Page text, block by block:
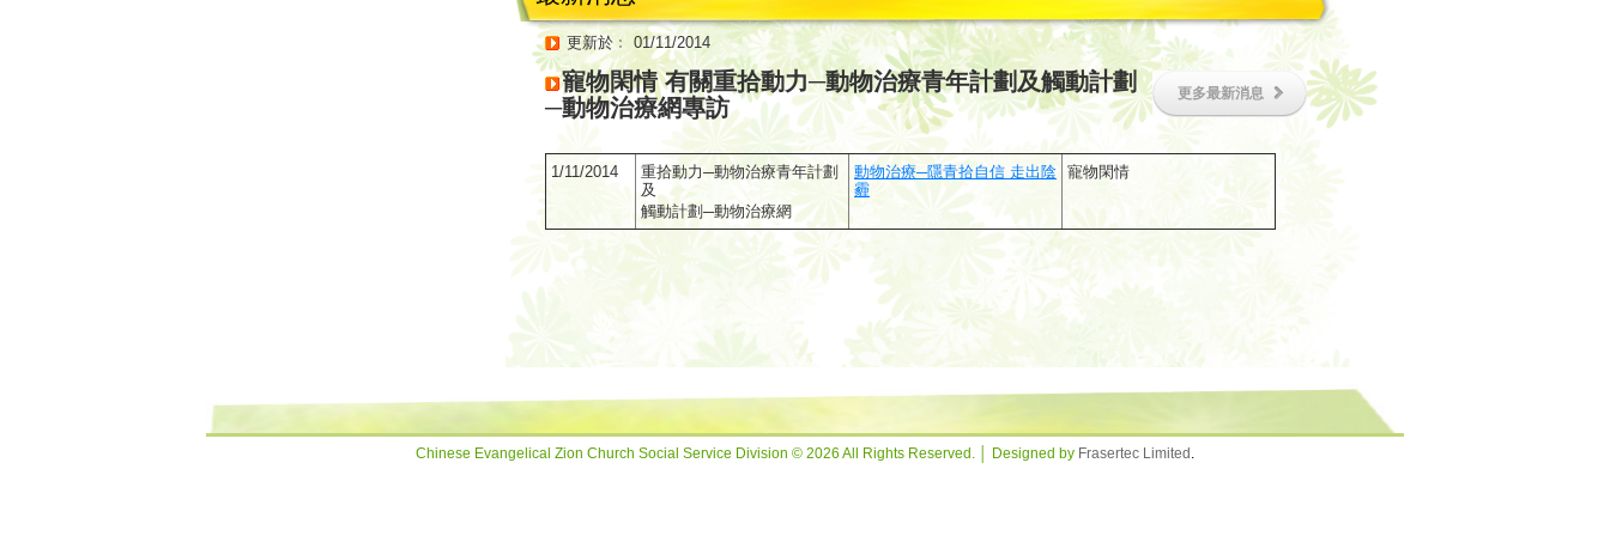
更新於﹕ 01/11/2014
寵物閑情 有關重拾動力─動物治療青年計劃及觸動計劃
─動物治療網專訪
更多最新消息
1/11/2014
重拾動力─動物治療青年計劃
及
觸動計劃─動物治療網
動物治療─隱青拾自信 走出陰
霾
寵物閑情
Chinese Evangelical Zion Church Social Service Division © 2026 All Rights Reserved. │ Designed by Frasertec Limited .